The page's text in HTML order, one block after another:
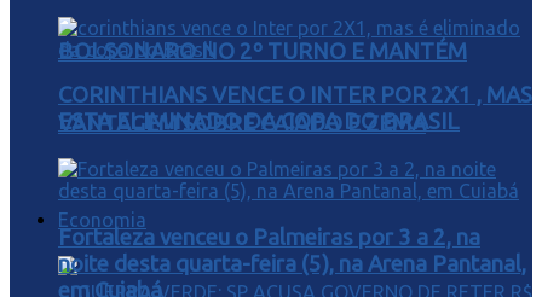
BOLSONARO NO 2º TURNO E MANTÉM
VANTAGEM SOBRE CAIADO E ZEMA
Economia
CORINTHIANS VENCE O INTER POR 2X1 , MAS
ESTA ELIMINADO DA COPA DO BRASIL
Fortaleza venceu o Palmeiras por 3 a 2, na
noite desta quarta-feira (5), na Arena Pantanal,
em Cuiabá